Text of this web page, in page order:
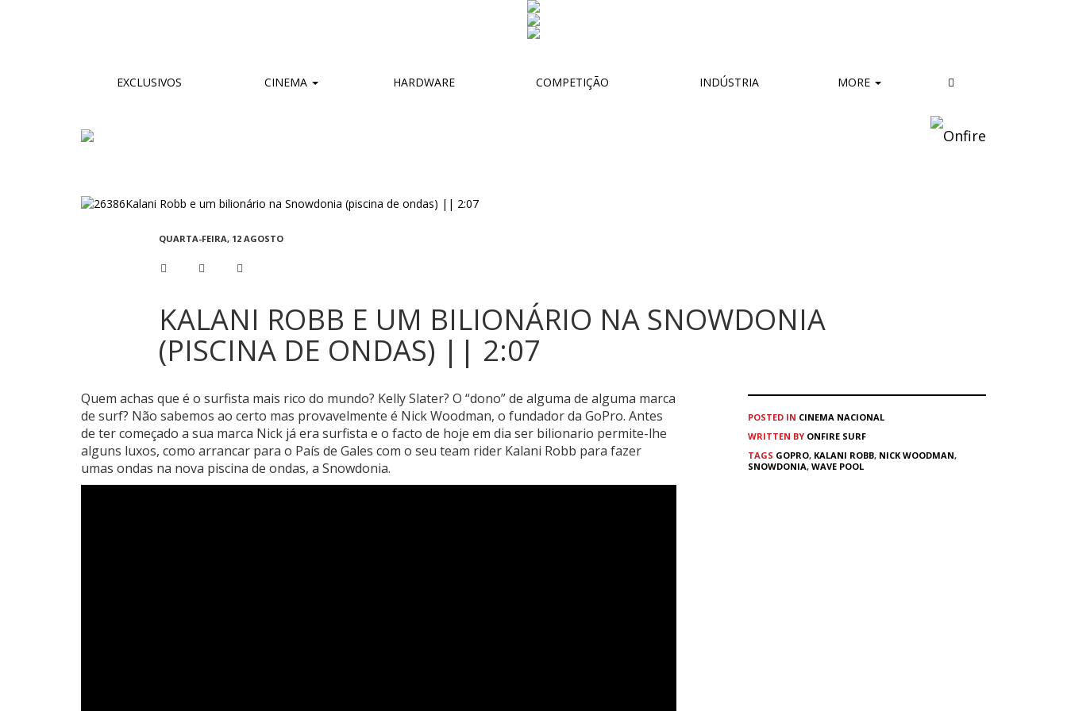
EXCLUSIVOS CINEMA HARDWARE COMPETIÇÃO INDÚSTRIA MORE
QUARTA-FEIRA, 12 AGOSTO
KALANI ROBB E UM BILIONÁRIO NA SNOWDONIA
(PISCINA DE ONDAS) || 2:07
Quem achas que é o surfista mais rico do mundo? Kelly Slater? O “dono” de alguma de alguma marca
de surf? Não sabemos ao certo mas provavelmente é Nick Woodman, o fundador da GoPro. Antes
de ter começado a sua marca Nick já era surfista e o facto de hoje em dia ser bilionario permite-lhe
alguns luxos, como arrancar para o País de Gales com o seu team rider Kalani Robb para fazer
umas ondas na nova piscina de ondas, a Snowdonia.
POSTED IN CINEMA NACIONAL
WRITTEN BY ONFIRE SURF
TAGS GOPRO, KALANI ROBB, NICK WOODMAN,
SNOWDONIA, WAVE POOL